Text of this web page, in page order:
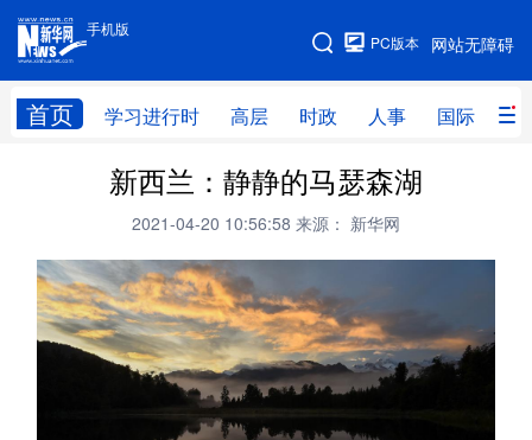
手机版
网站无障碍
PC版本
首页 学习进行时 高层 时政 人事 国际 财
手机版
网站地图
学习进行时 高层 时政
财经 网评
台湾 思客智库
科技 科创 量子 体育
书画 健康 军事
视频 图片
新西兰：静静的马瑟森湖
2021-04-20 10:56:58 来源： 新华网